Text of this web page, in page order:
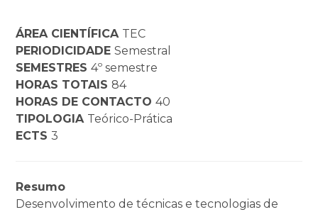
ÁREA CIENTÍFICA TEC
PERIODICIDADESemestral
SEMESTRES4º semestre
HORAS TOTAIS84
HORAS DE CONTACTO40
TIPOLOGIA Teórico-Prática
ECTS3
Resumo
Desenvolvimento de técnicas e tecnologias de